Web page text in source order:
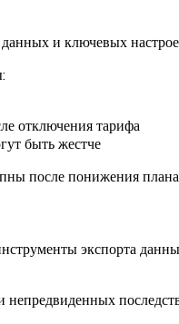
и ключевых
отключения тарифа
быть жестче
после понижения
экспорта